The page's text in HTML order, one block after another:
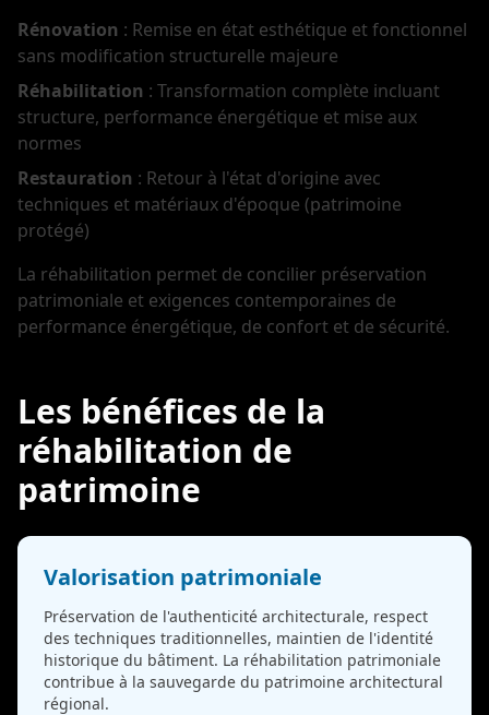
Rénovation : Remise en état esthétique et fonctionnel
sans modification structurelle majeure
Réhabilitation : Transformation complète incluant
structure, performance énergétique et mise aux
normes
Restauration : Retour à l'état d'origine avec
techniques et matériaux d'époque (patrimoine
protégé)
La réhabilitation permet de concilier préservation
patrimoniale et exigences contemporaines de
performance énergétique, de confort et de sécurité.
Les bénéfices de la
réhabilitation de
patrimoine
Valorisation patrimoniale
Préservation de l'authenticité architecturale, respect
des techniques traditionnelles, maintien de l'identité
historique du bâtiment. La réhabilitation patrimoniale
contribue à la sauvegarde du patrimoine architectural
régional.